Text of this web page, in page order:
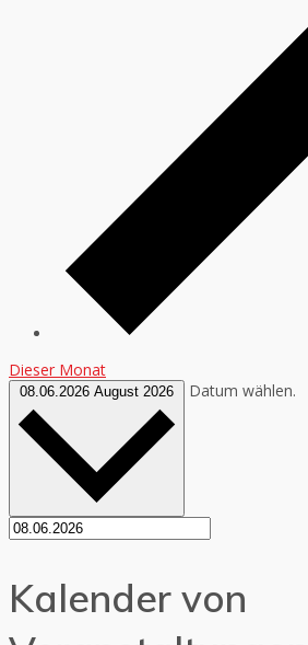
Dieser Monat
08.06.2026 August 2026 Datum wählen.
Kalender von